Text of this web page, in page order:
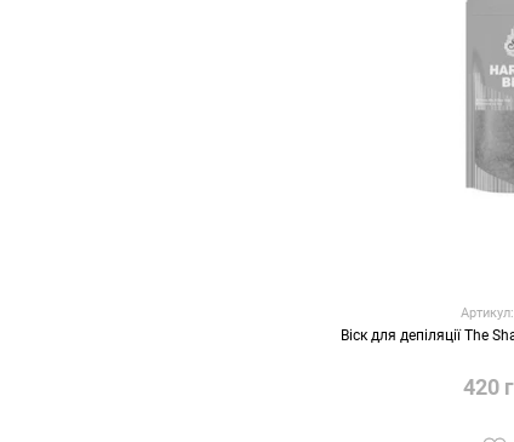
Віск для депіляції The
420